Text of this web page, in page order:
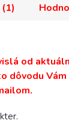
od
dôvodu